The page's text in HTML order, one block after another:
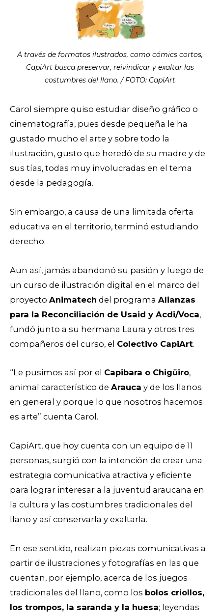
A través de formatos ilustrados, como cómics cortos,
CapiArt busca preservar, reivindicar y exaltar las
costumbres del llano. / FOTO: CapiArt
Carol siempre quiso estudiar diseño gráfico o
cinematografía, pues desde pequeña le ha
gustado mucho el arte y sobre todo la
ilustración, gusto que heredó de su madre y de
sus tías, todas muy involucradas en el tema
desde la pedagogía.
Sin embargo, a causa de una limitada oferta
educativa en el territorio, terminó estudiando
derecho.
Aun así, jamás abandonó su pasión y luego de
un curso de ilustración digital en el marco del
proyecto Animatech del programa Alianzas
para la Reconciliación de Usaid y Acdi/Voca,
fundó junto a su hermana Laura y otros tres
compañeros del curso, el Colectivo CapiArt.
“Le pusimos así por el Capibara o Chigüiro,
animal característico de Arauca y de los llanos
en general y porque lo que nosotros hacemos
es arte” cuenta Carol.
CapiArt, que hoy cuenta con un equipo de 11
personas, surgió con la intención de crear una
estrategia comunicativa atractiva y eficiente
para lograr interesar a la juventud araucana en
la cultura y las costumbres tradicionales del
llano y así conservarla y exaltarla.
En ese sentido, realizan piezas comunicativas a
partir de ilustraciones y fotografías en las que
cuentan, por ejemplo, acerca de los juegos
tradicionales del llano, como los bolos criollos,
los trompos, la saranda y la huesa; leyendas